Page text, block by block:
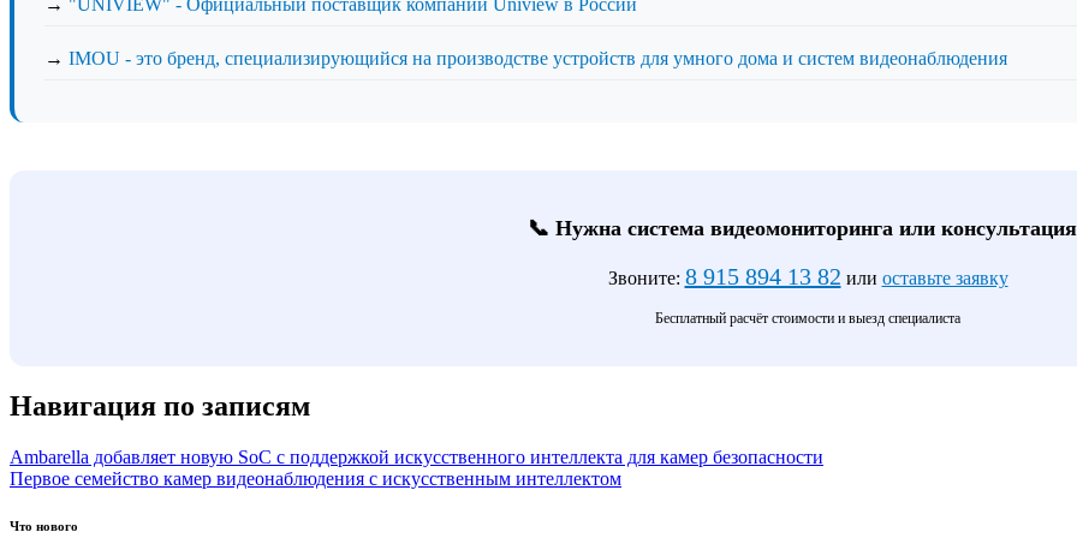
→ IMOU - это бренд, специализирующийся на производстве устройств для умного дома и систем видеонаблюдения
📞 Нужна система видеомониторинга или
Звоните: 8 915 894 13 82 или оставьте заявку
Бесплатный расчёт стоимости и выезд специалиста
Навигация по записям
Ambarella добавляет новую SoC с поддержкой искусственного интеллекта для камер безопасности
Первое семейство камер видеонаблюдения с искусственным интеллектом
Что нового